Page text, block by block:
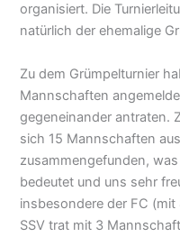
organisiert. Die
natürlich der ehemalige
Zu dem Grümpelturnier
Mannschaften
gegeneinander antraten.
sich 15 Mannschaften
zusammengefunden,
bedeutet und uns sehr
insbesondere der FC
SSV trat mit 3